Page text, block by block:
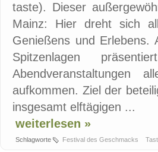
taste). Dieser
Mainz: Hier dreht sich
Genießens und Erlebens.
Spitzenlagen
Abendveranstaltungen
aufkommen. Ziel der
insgesamt elftägigen ...
weiterlesen »
Schlagworte Festival des Geschmacks